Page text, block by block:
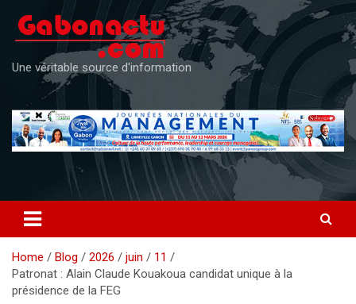
content
Une véritable source d'information
Home Blog 2026 juin
11
Patronat : Alain Claude Kouakoua candidat unique à la
présidence de la FEG